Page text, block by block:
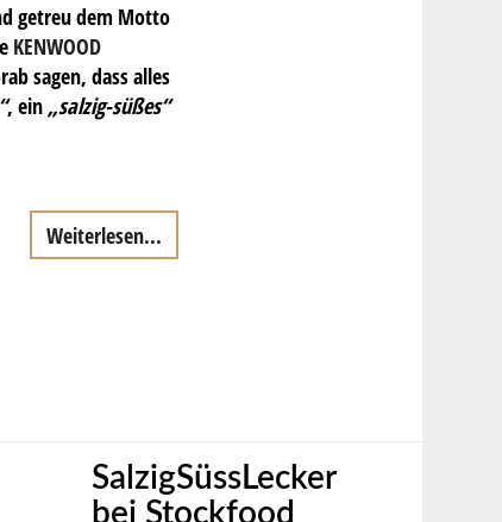
getreu dem Motto
KENWOOD
sagen, dass alles
, ein „salzig-süßes“
Weiterlesen...
SalzigSüssLecker
bei Stockfood